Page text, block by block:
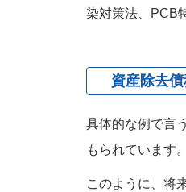
染対策法、PCB
資産除去
具体的な例で言
もられています
このように、将